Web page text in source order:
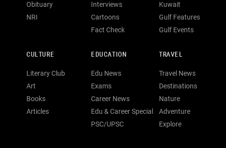
Obituary
NRI
Interviews
Cartoons
Fact Check
Kuwait
Gulf Features
Gulf Events
CULTURE
Literary Club
Art
Books
Articles
EDUCATION
Edu News
Exams
Career News
Edu & Career Special
PSC/UPSC
TRAVEL
Travel News
Destinations
Nature
Adventure
Explore